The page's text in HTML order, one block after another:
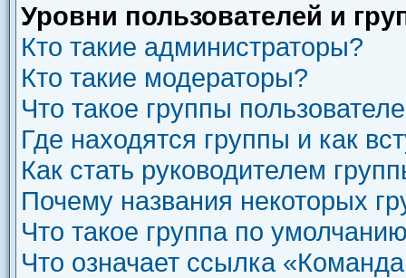
Уровни пользователей и
Кто такие администраторы?
Кто такие модераторы?
Что такое группы
Где находятся группы и как
Как стать руководителем
Почему названия некоторых
Что такое группа по
Что означает ссылка